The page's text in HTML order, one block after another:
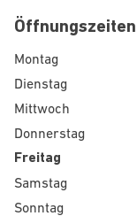
Öffnungszeiten
Montag
Dienstag
Mittwoch
Donnerstag
Freitag
Samstag
Sonntag